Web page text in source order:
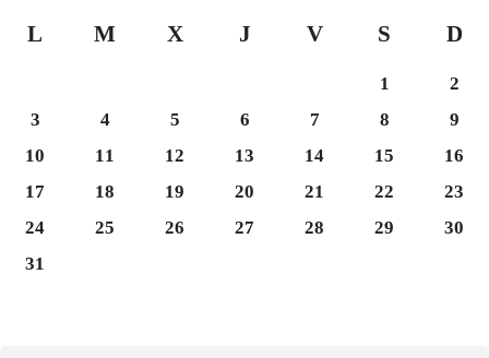
L M X J V S D
Sábado 1
1
2
Lunes 3
3 Martes 4
4 Miércoles 5
5 Jueves 6
6 Viernes 7
7 Sábado 8
8
9
Lunes 10
10 Martes 11
11 Miércoles 12
12 Jueves 13
13 Viernes 14
14 Sábado 15
15
16
Lunes 17
17 Martes 18
18 Miércoles 19
19 Jueves 20
20 Viernes 21
21 Sábado 22
22
23
Lunes 24
24 Martes 25
25 Miércoles 26
26 Jueves 27
27 Viernes 28
28 Sábado 29
29
30
Lunes 31
31